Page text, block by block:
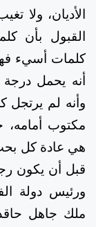
الأديان، ولا
القبول بأن
كلمات أسيء
أنه يحمل درجة
وأنه لم يرتجل
مكتوب أمامه،
هي عادة كل
قبل أن يكون
ورئيس دولة
ملك جاهل